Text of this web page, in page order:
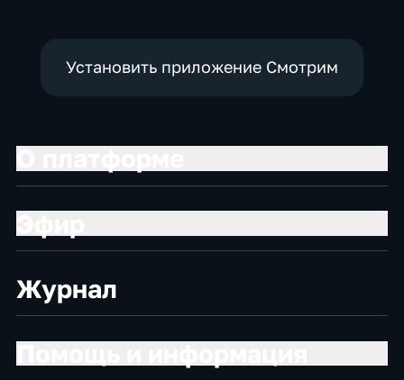
Установить приложение Смотрим
Журнал